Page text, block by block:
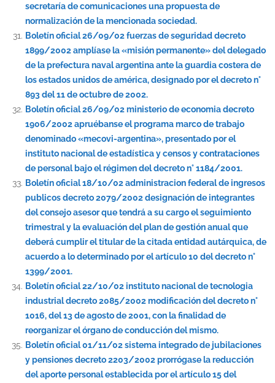
secretaría de comunicaciones una propuesta de
normalización de la mencionada sociedad.
Boletín oficial 26/09/02 fuerzas de seguridad decreto
1899/2002 amplíase la «misión permanente» del delegado
de la prefectura naval argentina ante la guardia costera de
los estados unidos de américa, designado por el decreto n°
893 del 11 de octubre de 2002.
Boletín oficial 26/09/02 ministerio de economia decreto
1906/2002 apruébanse el programa marco de trabajo
denominado «mecovi-argentina», presentado por el
instituto nacional de estadística y censos y contrataciones
de personal bajo el régimen del decreto n° 1184/2001.
Boletín oficial 18/10/02 administracion federal de ingresos
publicos decreto 2079/2002 designación de integrantes
del consejo asesor que tendrá a su cargo el seguimiento
trimestral y la evaluación del plan de gestión anual que
deberá cumplir el titular de la citada entidad autárquica, de
acuerdo a lo determinado por el artículo 10 del decreto n°
1399/2001.
Boletín oficial 22/10/02 instituto nacional de tecnologia
industrial decreto 2085/2002 modificación del decreto n°
1016, del 13 de agosto de 2001, con la finalidad de
reorganizar el órgano de conducción del mismo.
Boletín oficial 01/11/02 sistema integrado de jubilaciones
y pensiones decreto 2203/2002 prorrógase la reducción
del aporte personal establecida por el artículo 15 del